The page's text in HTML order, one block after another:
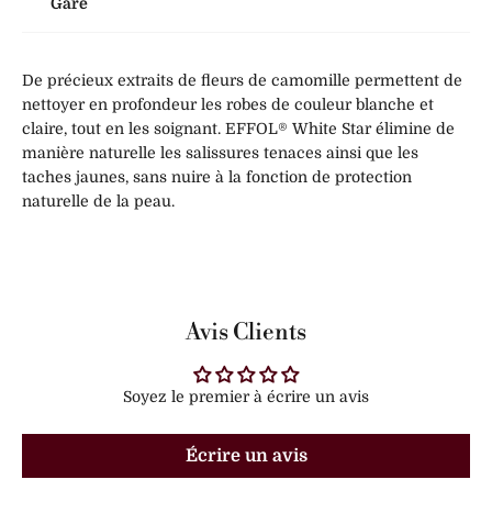
Gare
De précieux extraits de fleurs de camomille permettent de
nettoyer en profondeur les robes de couleur blanche et
claire, tout en les soignant. EFFOL® White Star élimine de
manière naturelle les salissures tenaces ainsi que les
taches jaunes, sans nuire à la fonction de protection
naturelle de la peau.
Avis Clients
Soyez le premier à écrire un avis
Écrire un avis